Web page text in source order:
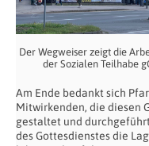
Der Wegweiser zeigt die
der Sozialen Teilhabe
Am Ende bedankt sich
Mitwirkenden, die diesen
gestaltet und
des Gottesdienstes die